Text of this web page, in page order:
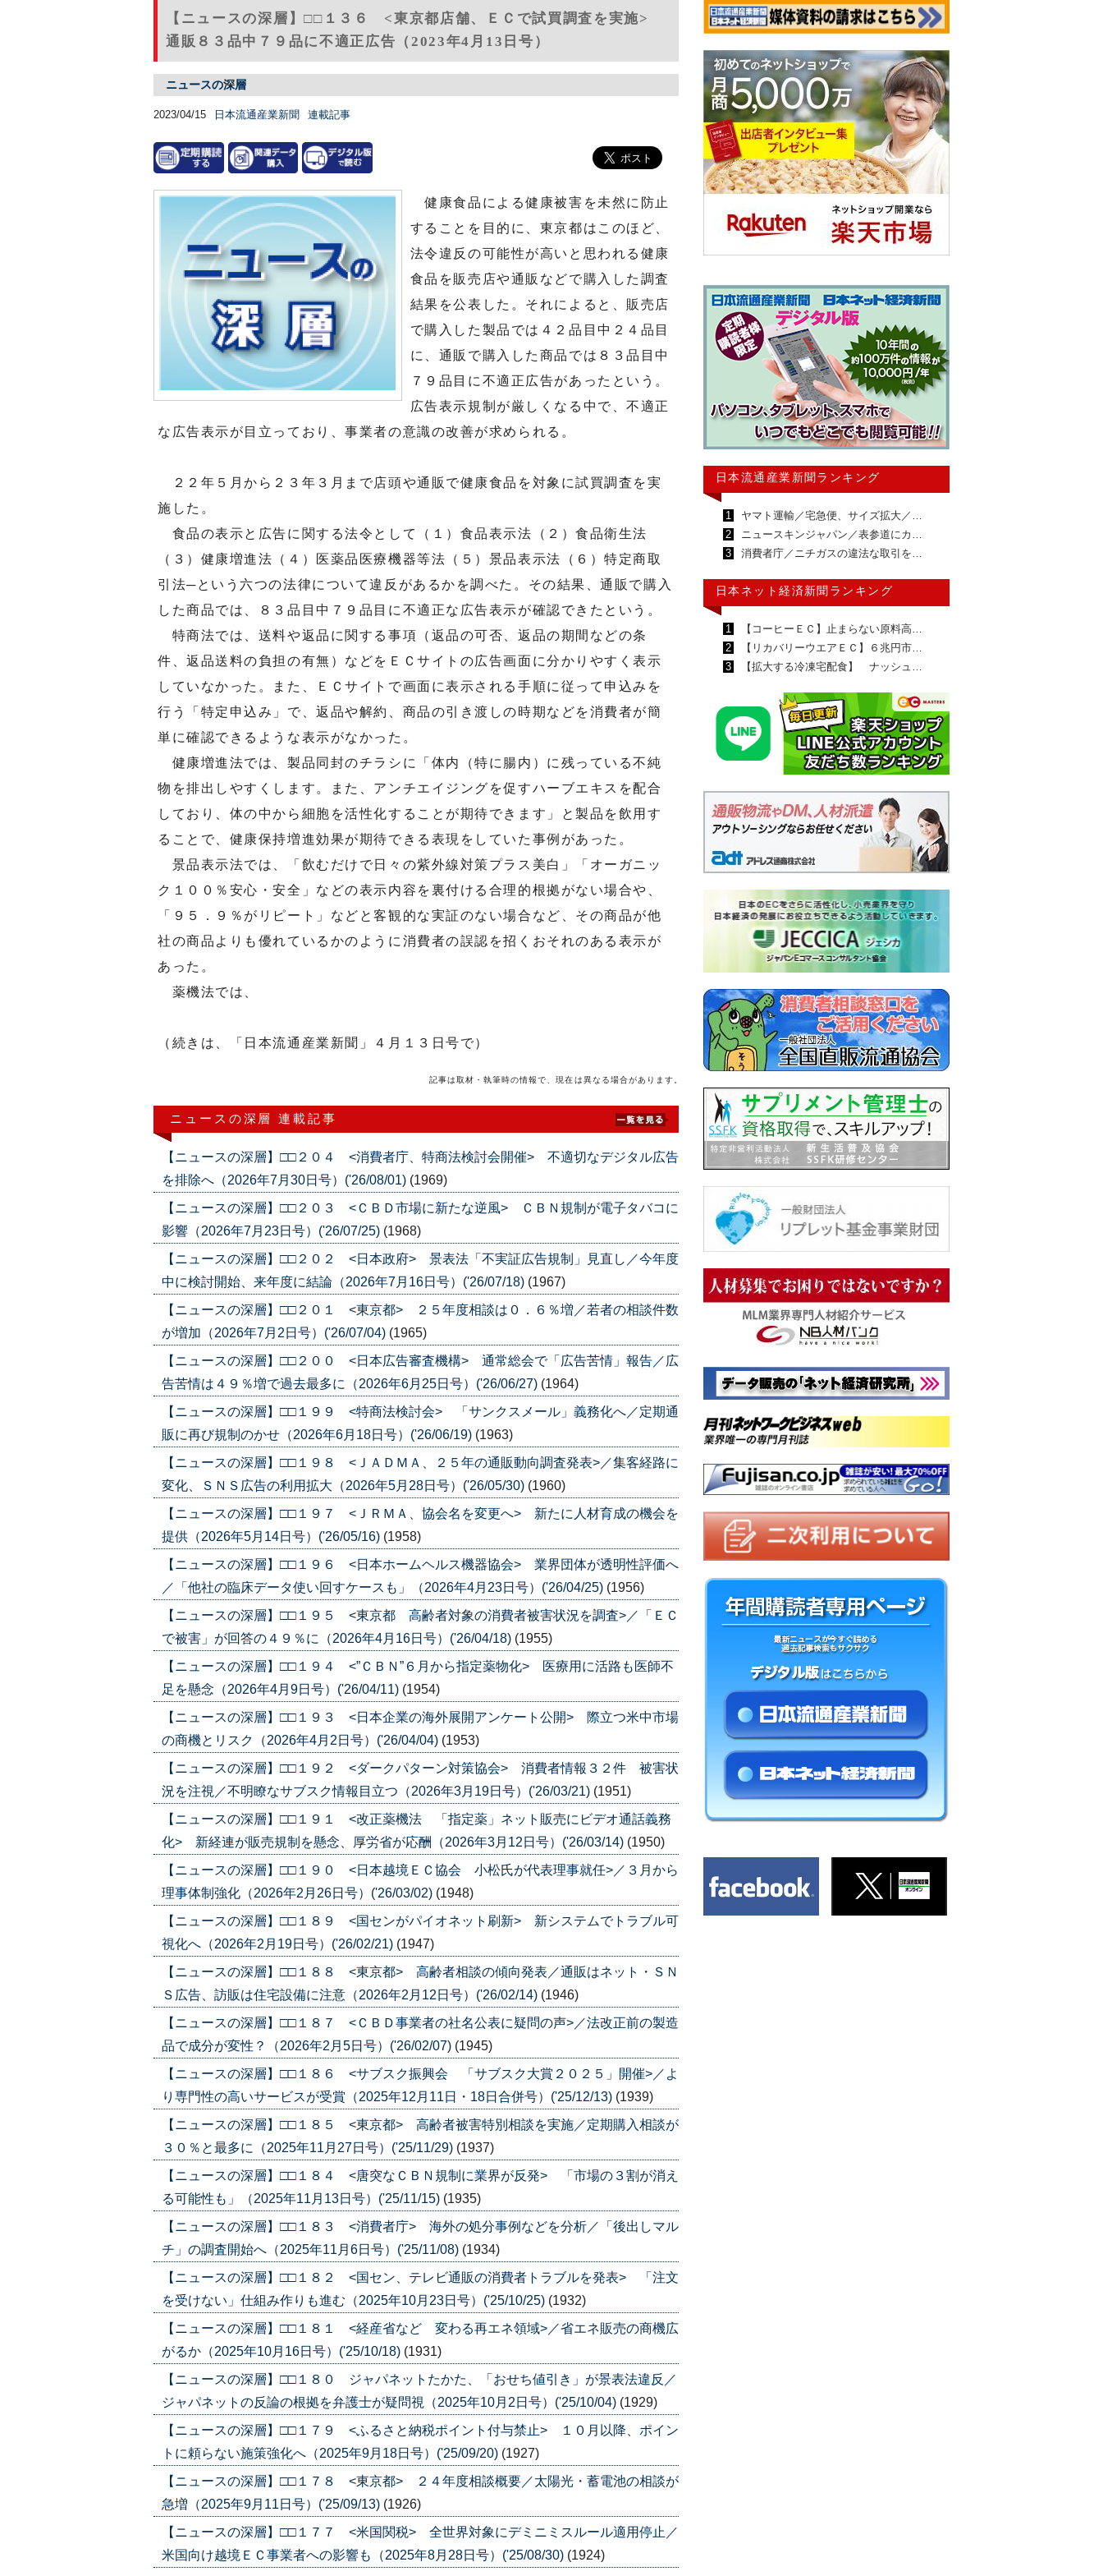
【ニュースの深層】□□１３６ <東京都店舗、ＥＣで試買調査を実施>
通販８３品中７９品に不適正広告（2023年4月13日号）
ニュースの深層
2023/04/15 日本流通産業新聞 連載記事
健康食品による健康被害を未然に防止
することを目的に、東京都はこのほど、
法令違反の可能性が高いと思われる健康
食品を販売店や通販などで購入した調査
結果を公表した。それによると、販売店
で購入した製品では４２品目中２４品目
に、通販で購入した商品では８３品目中
７９品目に不適正広告があったという。
広告表示規制が厳しくなる中で、不適正
な広告表示が目立っており、事業者の意識の改善が求められる。
２２年５月から２３年３月まで店頭や通販で健康食品を対象に試買調査を実
施した。
食品の表示と広告に関する法令として（１）食品表示法（２）食品衛生法
（３）健康増進法（４）医薬品医療機器等法（５）景品表示法（６）特定商取
引法─という六つの法律について違反があるかを調べた。その結果、通販で購入
した商品では、８３品目中７９品目に不適正な広告表示が確認できたという。
特商法では、送料や返品に関する事項（返品の可否、返品の期間などの条
件、返品送料の負担の有無）などをＥＣサイトの広告画面に分かりやすく表示
していなかった。また、ＥＣサイトで画面に表示される手順に従って申込みを
行う「特定申込み」で、返品や解約、商品の引き渡しの時期などを消費者が簡
単に確認できるような表示がなかった。
健康増進法では、製品同封のチラシに「体内（特に腸内）に残っている不純
物を排出しやすくします。また、アンチエイジングを促すハーブエキスを配合
しており、体の中から細胞を活性化することが期待できます」と製品を飲用す
ることで、健康保持増進効果が期待できる表現をしていた事例があった。
景品表示法では、「飲むだけで日々の紫外線対策プラス美白」「オーガニッ
ク１００％安心・安全」などの表示内容を裏付ける合理的根拠がない場合や、
「９５．９％がリピート」などと客観的な実証のない場合など、その商品が他
社の商品よりも優れているかのように消費者の誤認を招くおそれのある表示が
あった。
薬機法では、
（続きは、「日本流通産業新聞」４月１３日号で）
記事は取材・執筆時の情報で、現在は異なる場合があります。
ニュースの深層 連載記事
【ニュースの深層】□□２０４ <消費者庁、特商法検討会開催> 不適切なデジタル広告
を排除へ（2026年7月30日号）('26/08/01) (1969)
【ニュースの深層】□□２０３ <ＣＢＤ市場に新たな逆風> ＣＢＮ規制が電子タバコに
影響（2026年7月23日号）('26/07/25) (1968)
【ニュースの深層】□□２０２ <日本政府> 景表法「不実証広告規制」見直し／今年度
中に検討開始、来年度に結論（2026年7月16日号）('26/07/18) (1967)
【ニュースの深層】□□２０１ <東京都> ２５年度相談は０．６％増／若者の相談件数
が増加（2026年7月2日号）('26/07/04) (1965)
【ニュースの深層】□□２００ <日本広告審査機構> 通常総会で「広告苦情」報告／広
告苦情は４９％増で過去最多に（2026年6月25日号）('26/06/27) (1964)
【ニュースの深層】□□１９９ <特商法検討会> 「サンクスメール」義務化へ／定期通
販に再び規制のかせ（2026年6月18日号）('26/06/19) (1963)
【ニュースの深層】□□１９８ <ＪＡＤＭＡ、２５年の通販動向調査発表>／集客経路に
変化、ＳＮＳ広告の利用拡大（2026年5月28日号）('26/05/30) (1960)
【ニュースの深層】□□１９７ <ＪＲＭＡ、協会名を変更へ> 新たに人材育成の機会を
提供（2026年5月14日号）('26/05/16) (1958)
【ニュースの深層】□□１９６ <日本ホームヘルス機器協会> 業界団体が透明性評価へ
／「他社の臨床データ使い回すケースも」（2026年4月23日号）('26/04/25) (1956)
【ニュースの深層】□□１９５ <東京都 高齢者対象の消費者被害状況を調査>／「ＥＣ
で被害」が回答の４９％に（2026年4月16日号）('26/04/18) (1955)
【ニュースの深層】□□１９４ <”ＣＢＮ”６月から指定薬物化> 医療用に活路も医師不
足を懸念（2026年4月9日号）('26/04/11) (1954)
【ニュースの深層】□□１９３ <日本企業の海外展開アンケート公開> 際立つ米中市場
の商機とリスク（2026年4月2日号）('26/04/04) (1953)
【ニュースの深層】□□１９２ <ダークパターン対策協会> 消費者情報３２件 被害状
況を注視／不明瞭なサブスク情報目立つ（2026年3月19日号）('26/03/21) (1951)
【ニュースの深層】□□１９１ <改正薬機法 「指定薬」ネット販売にビデオ通話義務
化> 新経連が販売規制を懸念、厚労省が応酬（2026年3月12日号）('26/03/14) (1950)
【ニュースの深層】□□１９０ <日本越境ＥＣ協会 小松氏が代表理事就任>／３月から
理事体制強化（2026年2月26日号）('26/03/02) (1948)
【ニュースの深層】□□１８９ <国センがパイオネット刷新> 新システムでトラブル可
視化へ（2026年2月19日号）('26/02/21) (1947)
【ニュースの深層】□□１８８ <東京都> 高齢者相談の傾向発表／通販はネット・ＳＮ
Ｓ広告、訪販は住宅設備に注意（2026年2月12日号）('26/02/14) (1946)
【ニュースの深層】□□１８７ <ＣＢＤ事業者の社名公表に疑問の声>／法改正前の製造
品で成分が変性？（2026年2月5日号）('26/02/07) (1945)
【ニュースの深層】□□１８６ <サブスク振興会 「サブスク大賞２０２５」開催>／よ
り専門性の高いサービスが受賞（2025年12月11日・18日合併号）('25/12/13) (1939)
【ニュースの深層】□□１８５ <東京都> 高齢者被害特別相談を実施／定期購入相談が
３０％と最多に（2025年11月27日号）('25/11/29) (1937)
【ニュースの深層】□□１８４ <唐突なＣＢＮ規制に業界が反発> 「市場の３割が消え
る可能性も」（2025年11月13日号）('25/11/15) (1935)
【ニュースの深層】□□１８３ <消費者庁> 海外の処分事例などを分析／「後出しマル
チ」の調査開始へ（2025年11月6日号）('25/11/08) (1934)
【ニュースの深層】□□１８２ <国セン、テレビ通販の消費者トラブルを発表> 「注文
を受けない」仕組み作りも進む（2025年10月23日号）('25/10/25) (1932)
【ニュースの深層】□□１８１ <経産省など 変わる再エネ領域>／省エネ販売の商機広
がるか（2025年10月16日号）('25/10/18) (1931)
【ニュースの深層】□□１８０ ジャパネットたかた、「おせち値引き」が景表法違反／
ジャパネットの反論の根拠を弁護士が疑問視（2025年10月2日号）('25/10/04) (1929)
【ニュースの深層】□□１７９ <ふるさと納税ポイント付与禁止> １０月以降、ポイン
トに頼らない施策強化へ（2025年9月18日号）('25/09/20) (1927)
【ニュースの深層】□□１７８ <東京都> ２４年度相談概要／太陽光・蓄電池の相談が
急増（2025年9月11日号）('25/09/13) (1926)
【ニュースの深層】□□１７７ <米国関税> 全世界対象にデミニミスルール適用停止／
米国向け越境ＥＣ事業者への影響も（2025年8月28日号）('25/08/30) (1924)
日本流通産業新聞ランキング
1
ヤマト運輸／宅急便、サイズ拡大／…
2
ニュースキンジャパン／表参道にカ…
3
消費者庁／ニチガスの違法な取引を…
日本ネット経済新聞ランキング
1
【コーヒーＥＣ】止まらない原料高…
2
【リカバリーウエアＥＣ】６兆円市…
3
【拡大する冷凍宅配食】 ナッシュ…